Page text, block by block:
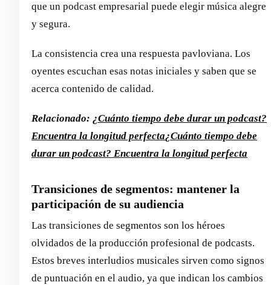
que un podcast empresarial puede elegir música alegre
y segura.
La consistencia crea una respuesta pavloviana. Los
oyentes escuchan esas notas iniciales y saben que se
acerca contenido de calidad.
Relacionado: ¿Cuánto tiempo debe durar un podcast?
Encuentra la longitud perfecta¿Cuánto tiempo debe
durar un podcast? Encuentra la longitud perfecta
Transiciones de segmentos: mantener la
participación de su audiencia
Las transiciones de segmentos son los héroes
olvidados de la producción profesional de podcasts.
Estos breves interludios musicales sirven como signos
de puntuación en el audio, ya que indican los cambios